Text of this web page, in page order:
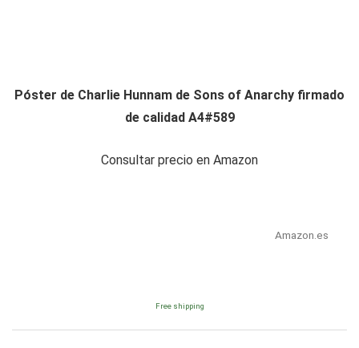
Póster de Charlie Hunnam de Sons of Anarchy firmado
de calidad A4#589
Consultar precio en Amazon
Amazon.es
Free shipping